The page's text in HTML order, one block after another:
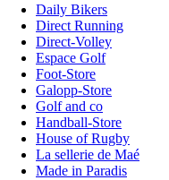
Daily Bikers
Direct Running
Direct-Volley
Espace Golf
Foot-Store
Galopp-Store
Golf and co
Handball-Store
House of Rugby
La sellerie de Maé
Made in Paradis